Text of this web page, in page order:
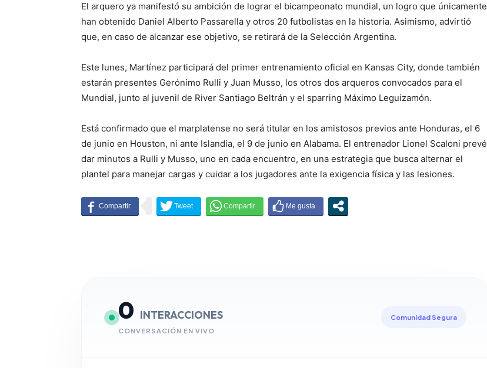
El arquero ya manifestó su ambición de lograr el bicampeonato mundial, un logro que únicamente
han obtenido Daniel Alberto Passarella y otros 20 futbolistas en la historia. Asimismo, advirtió
que, en caso de alcanzar ese objetivo, se retirará de la Selección Argentina.
Este lunes, Martínez participará del primer entrenamiento oficial en Kansas City, donde también
estarán presentes Gerónimo Rulli y Juan Musso, los otros dos arqueros convocados para el
Mundial, junto al juvenil de River Santiago Beltrán y el sparring Máximo Leguizamón.
Está confirmado que el marplatense no será titular en los amistosos previos ante Honduras, el 6
de junio en Houston, ni ante Islandia, el 9 de junio en Alabama. El entrenador Lionel Scaloni prevé
dar minutos a Rulli y Musso, uno en cada encuentro, en una estrategia que busca alternar el
plantel para manejar cargas y cuidar a los jugadores ante la exigencia física y las lesiones.
0 INTERACCIONES
CONVERSACIÓN EN VIVO
Comunidad Segura